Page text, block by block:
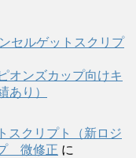
セルゲットスクリプ
オンズカップ向けキ
あり）
スクリプト（新ロジ
微修正 に